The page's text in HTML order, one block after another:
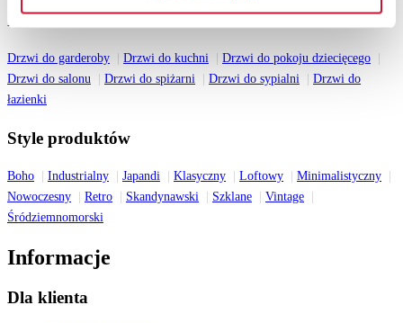
Przeznaczenie
Drzwi do garderoby Drzwi do kuchni
Drzwi do pokoju dziecięcego
Drzwi do salonu
Drzwi do spiżarni Drzwi do sypialni
Drzwi do
łazienki
Style produktów
Boho Industrialny Japandi Klasyczny Loftowy
Minimalistyczny
Nowoczesny
Retro Skandynawski Szklane
Vintage
Śródziemnomorski
Informacje
Dla klienta